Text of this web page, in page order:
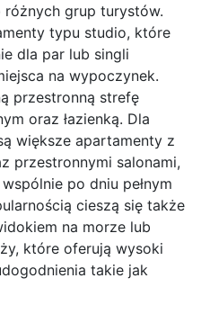
grup turystów.
typu studio, które
dla par lub singli
na wypoczynek.
przestronną strefę
oraz łazienką. Dla
większe apartamenty z
przestronnymi salonami,
po dniu pełnym
cieszą się także
na morze lub
które oferują wysoki
takie jak